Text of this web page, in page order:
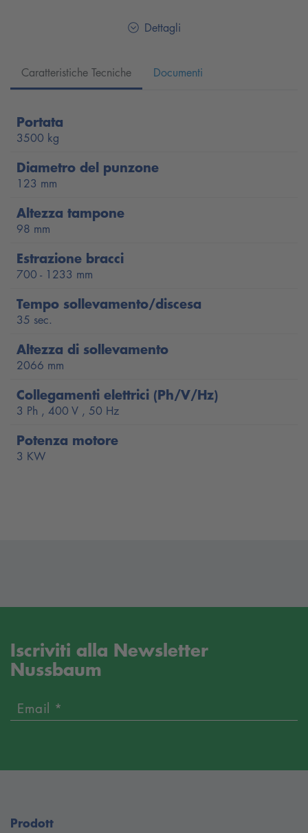
Dettagli
Caratteristiche Tecniche Documenti
Portata
3500 kg
Diametro del punzone
123 mm
Altezza tampone
98 mm
Estrazione bracci
700 - 1233 mm
Tempo sollevamento/discesa
35 sec.
Altezza di sollevamento
2066 mm
Collegamenti elettrici (Ph/V/Hz)
3 Ph , 400 V , 50 Hz
Potenza motore
3 KW
Iscriviti alla Newsletter
Nussbaum
Email *
Prodott